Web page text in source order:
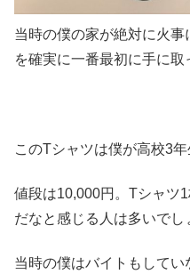
当時の僕の家が絶対に火
を確実に一番最初に手に取
このTシャツは僕が高校3年
値段は10,000円。Tシャツ
だなと感じる人は多いでし
当時の僕はバイトもしてい